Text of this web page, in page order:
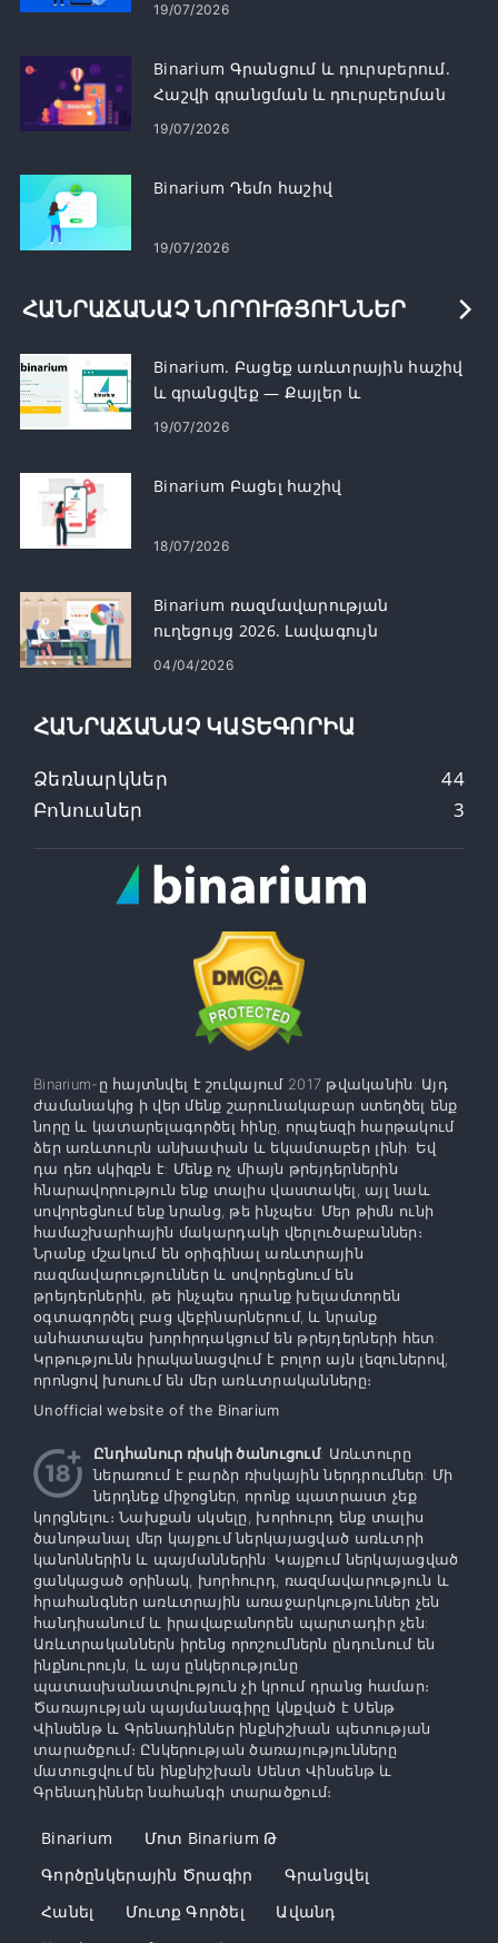
19/07/2026
Binarium Գրանցում և դուրսբերում.
Հաշվի գրանցման և դուրսբերման
քայլեր
19/07/2026
Binarium Դեմո հաշիվ
19/07/2026
ՀԱՆՐԱՃԱՆԱՉ ՆՈՐՈՒԹՅՈՒՆՆԵՐ
Binarium. Բացեք առևտրային հաշիվ
և գրանցվեք — Քայլեր և
պահանջներ
19/07/2026
Binarium Բացել հաշիվ
18/07/2026
Binarium ռազմավարության
ուղեցույց 2026. Լավագույն
առևտրային ռազմավարություններ
04/04/2026
ՀԱՆՐԱՃԱՆԱՉ ԿԱՏԵԳՈՐԻԱ
Ձեռնարկներ
44
Բոնուսներ
3
Binarium-ը հայտնվել է շուկայում 2017 թվականին: Այդ
ժամանակից ի վեր մենք շարունակաբար ստեղծել ենք
նորը և կատարելագործել հինը, որպեսզի հարթակում
ձեր առևտուրն անխափան և եկամտաբեր լինի: Եվ
դա դեռ սկիզբն է: Մենք ոչ միայն թրեյդերներին
հնարավորություն ենք տալիս վաստակել, այլ նաև
սովորեցնում ենք նրանց, թե ինչպես: Մեր թիմն ունի
համաշխարհային մակարդակի վերլուծաբաններ։
Նրանք մշակում են օրիգինալ առևտրային
ռազմավարություններ և սովորեցնում են
թրեյդերներին, թե ինչպես դրանք խելամտորեն
օգտագործել բաց վեբինարներում, և նրանք
անհատապես խորհրդակցում են թրեյդերների հետ:
Կրթությունն իրականացվում է բոլոր այն լեզուներով,
որոնցով խոսում են մեր առևտրականները։
Unofficial website of the Binarium
Ընդհանուր ռիսկի ծանուցում: Առևտուրը
ներառում է բարձր ռիսկային ներդրումներ: Մի
ներդնեք միջոցներ, որոնք պատրաստ չեք
կորցնելու։ Նախքան սկսելը, խորհուրդ ենք տալիս
ծանոթանալ մեր կայքում ներկայացված առևտրի
կանոններին և պայմաններին: Կայքում ներկայացված
ցանկացած օրինակ, խորհուրդ, ռազմավարություն և
հրահանգներ առևտրային առաջարկություններ չեն
հանդիսանում և իրավաբանորեն պարտադիր չեն:
Առևտրականներն իրենց որոշումներն ընդունում են
ինքնուրույն, և այս ընկերությունը
պատասխանատվություն չի կրում դրանց համար։
Ծառայության պայմանագիրը կնքված է Սենթ
Վինսենթ և Գրենադիններ ինքնիշխան պետության
տարածքում։ Ընկերության ծառայությունները
մատուցվում են ինքնիշխան Սենտ Վինսենթ և
Գրենադիններ նահանգի տարածքում։
Binarium
Մոտ Binarium Թ
Գործընկերային Ծրագիր
Գրանցվել
Հանել
Մուտք Գործել
Ավանդ